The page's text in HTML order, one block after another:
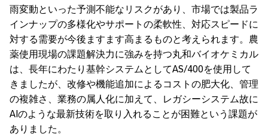
雨変動といった予測不能なリスクがあり、市場では製品ラ
インナップの多様化やサポートの柔軟性、対応スピードに
対する需要が今後ますます高まるものと考えられます。農
薬使用現場の課題解決力に強みを持つ丸和バイオケミカル
は、長年にわたり基幹システムとしてAS/400を使用して
きましたが、改修や機能追加によるコストの肥大化、管理
の複雑さ、業務の属人化に加えて、レガシーシステム故に
AIのような最新技術を取り入れることが困難という課題が
ありました。